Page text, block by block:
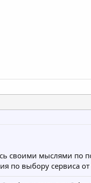
своими мыслями по
по выбору сервиса от